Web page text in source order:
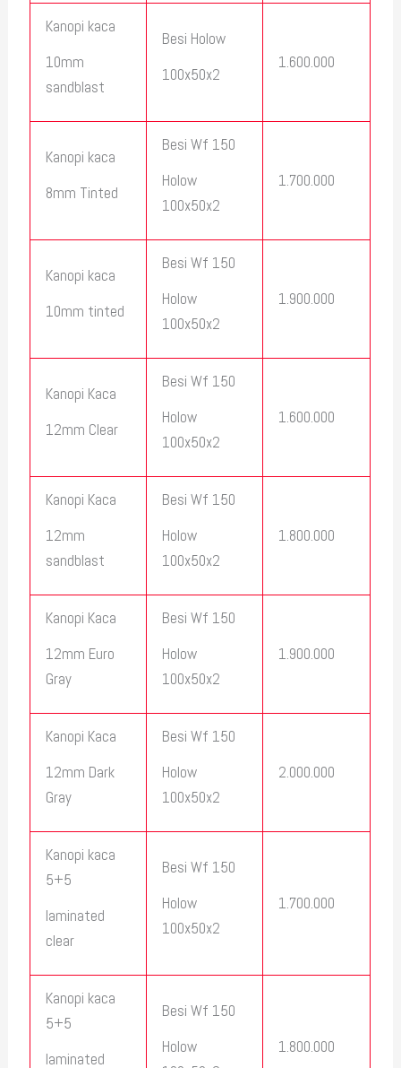
Kanopi kaca
10mm
sandblast
Besi Holow
100x50x2
1.600.000
Kanopi kaca
8mm Tinted
Besi Wf 150
Holow
100x50x2
1.700.000
Kanopi kaca
10mm tinted
Besi Wf 150
Holow
100x50x2
1.900.000
Kanopi Kaca
12mm Clear
Besi Wf 150
Holow
100x50x2
1.600.000
Kanopi Kaca
12mm
sandblast
Besi Wf 150
Holow
100x50x2
1.800.000
Kanopi Kaca
12mm Euro
Gray
Besi Wf 150
Holow
100x50x2
1.900.000
Kanopi Kaca
12mm Dark
Gray
Besi Wf 150
Holow
100x50x2
2.000.000
Kanopi kaca
5+5
laminated
clear
Besi Wf 150
Holow
100x50x2
1.700.000
Kanopi kaca
5+5
laminated
Besi Wf 150
Holow
1.800.000